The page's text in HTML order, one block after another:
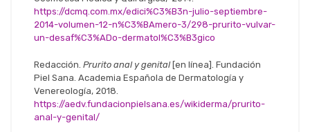
https://dcmq.com.mx/edici%C3%B3n-julio-septiembre-
2014-volumen-12-n%C3%BAmero-3/298-prurito-vulvar-
un-desaf%C3%ADo-dermatol%C3%B3gico
Redacción. Prurito anal y genital[en línea]. Fundación
Piel Sana. Academia Española de Dermatología y
Venereología, 2018.
https://aedv.fundacionpielsana.es/wikiderma/prurito-
anal-y-genital/